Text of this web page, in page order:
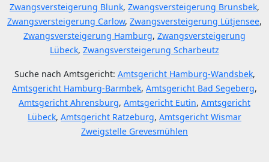
Zwangsversteigerung Blunk, Zwangsversteigerung Brunsbek,
Zwangsversteigerung Carlow, Zwangsversteigerung Lütjensee,
Zwangsversteigerung Hamburg, Zwangsversteigerung
Lübeck, Zwangsversteigerung Scharbeutz
Suche nach Amtsgericht: Amtsgericht Hamburg-Wandsbek,
Amtsgericht Hamburg-Barmbek, Amtsgericht Bad Segeberg,
Amtsgericht Ahrensburg, Amtsgericht Eutin, Amtsgericht
Lübeck, Amtsgericht Ratzeburg, Amtsgericht Wismar
Zweigstelle Grevesmühlen